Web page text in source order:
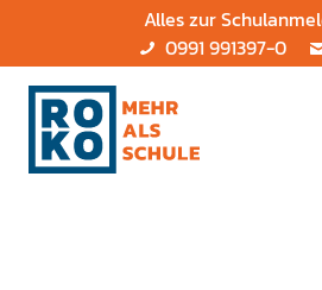
Alles zur
0991 991397-0